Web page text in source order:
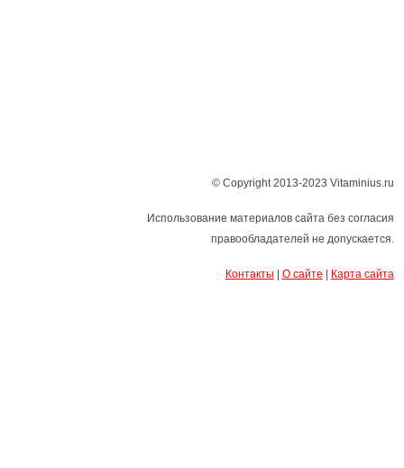
© Copyright 2013-2023 Vitaminius.ru
Использование материалов сайта без согласия
правообладателей не допускается.
Контакты | О сайте | Карта сайта